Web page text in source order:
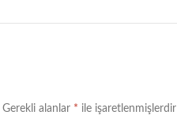
Gerekli alanlar * ile işaretlenmişlerdir